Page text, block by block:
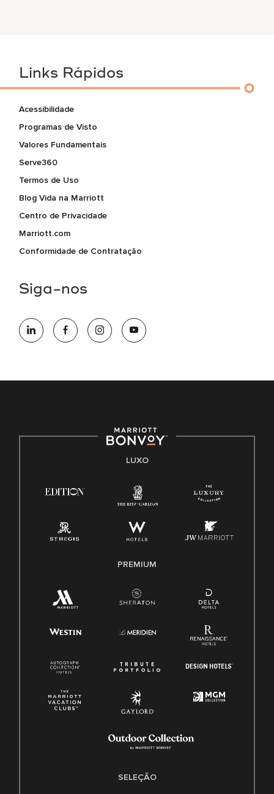
Links Rápidos
Acessibilidade
Programas de Visto
Valores Fundamentais
Serve360
Termos de Uso
Blog Vida na Marriott
Centro de Privacidade
Marriott.com
Conformidade de Contratação
Siga-nos
LUXO
PREMIUM
SELEÇÃO